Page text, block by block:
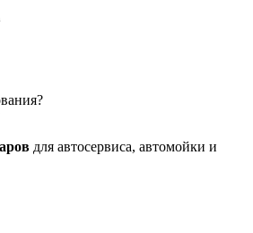
для автосервиса, автомойки и